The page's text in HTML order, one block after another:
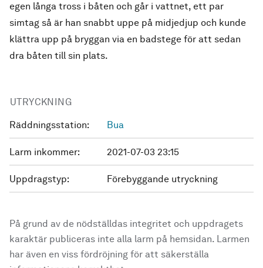
egen långa tross i båten och går i vattnet, ett par
simtag så är han snabbt uppe på midjedjup och kunde
klättra upp på bryggan via en badstege för att sedan
dra båten till sin plats.
UTRYCKNING
Räddningsstation: Bua
Larm inkommer: 2021-07-03 23:15
Uppdragstyp: Förebyggande utryckning
På grund av de nödställdas integritet och uppdragets
karaktär publiceras inte alla larm på hemsidan. Larmen
har även en viss fördröjning för att säkerställa